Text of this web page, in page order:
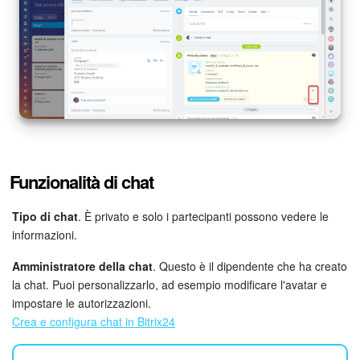
Marketing
Gestione inventario
Telefonia
Impostazioni
Enterprise
Bitrix24 On-Premise
Bitrix24 Messenger
Domande generali
Funzionalità di chat
Tipo di chat. È privato e solo i partecipanti possono vedere le
informazioni.
Amministratore della chat. Questo è il dipendente che ha creato
la chat. Puoi personalizzarlo, ad esempio modificare l'avatar e
impostare le autorizzazioni.
Crea e configura chat in Bitrix24